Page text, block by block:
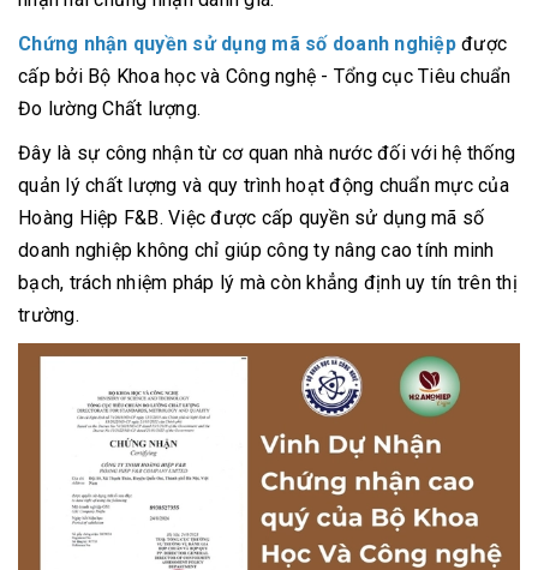
Chứng nhận quyền sử dụng mã số doanh nghiệpđược
cấp bởi Bộ Khoa học và Công nghệ - Tổng cục Tiêu chuẩn
Đo lường Chất lượng.
Đây là sự công nhận từ cơ quan nhà nước đối với hệ thống
quản lý chất lượng và quy trình hoạt động chuẩn mực của
Hoàng Hiệp F&B. Việc được cấp quyền sử dụng mã số
doanh nghiệp không chỉ giúp công ty nâng cao tính minh
bạch, trách nhiệm pháp lý mà còn khẳng định uy tín trên thị
trường.